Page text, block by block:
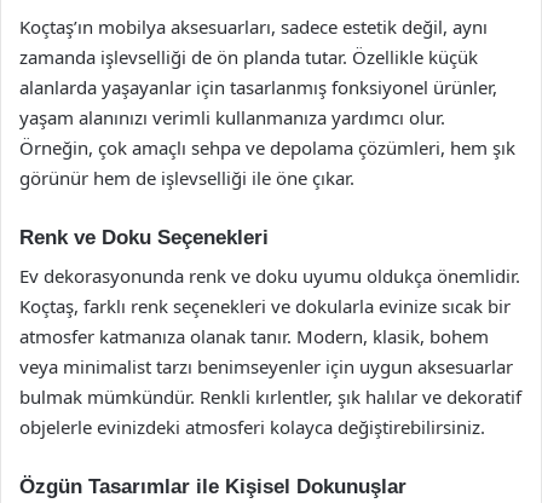
Koçtaş’ın mobilya aksesuarları, sadece estetik değil, aynı
zamanda işlevselliği de ön planda tutar. Özellikle küçük
alanlarda yaşayanlar için tasarlanmış fonksiyonel ürünler,
yaşam alanınızı verimli kullanmanıza yardımcı olur.
Örneğin, çok amaçlı sehpa ve depolama çözümleri, hem şık
görünür hem de işlevselliği ile öne çıkar.
Renk ve Doku Seçenekleri
Ev dekorasyonunda renk ve doku uyumu oldukça önemlidir.
Koçtaş, farklı renk seçenekleri ve dokularla evinize sıcak bir
atmosfer katmanıza olanak tanır. Modern, klasik, bohem
veya minimalist tarzı benimseyenler için uygun aksesuarlar
bulmak mümkündür. Renkli kırlentler, şık halılar ve dekoratif
objelerle evinizdeki atmosferi kolayca değiştirebilirsiniz.
Özgün Tasarımlar ile Kişisel Dokunuşlar